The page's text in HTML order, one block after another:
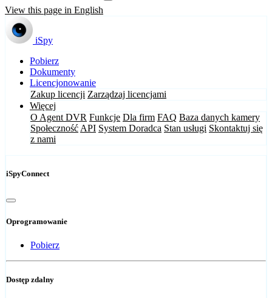
View this page in English
iSpy
Pobierz
Dokumenty
Licencjonowanie
Zakup licencji Zarządzaj licencjami
Więcej
O Agent DVR Funkcje Dla firm FAQ Baza danych kamery
Społeczność API System Doradca Stan usługi Skontaktuj się
z nami
iSpyConnect
Oprogramowanie
Pobierz
Dostęp zdalny